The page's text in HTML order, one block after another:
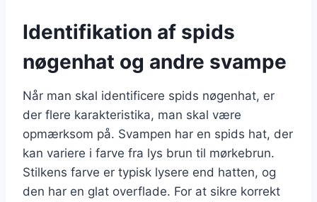
Identifikation af spids
nøgenhat og andre svampe
Når man skal identificere spids nøgenhat, er
der flere karakteristika, man skal være
opmærksom på. Svampen har en spids hat, der
kan variere i farve fra lys brun til mørkebrun.
Stilkens farve er typisk lysere end hatten, og
den har en glat overflade. For at sikre korrekt